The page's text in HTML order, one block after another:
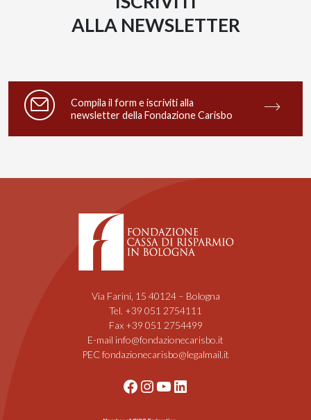
ALLA NEWSLETTER
Compila il form e iscriviti alla
newsletter della Fondazione Carisbo
Via Farini, 15 40124 – Bologna
Tel. +39 051 2754111
Fax +39 051 2754499
E-mail info@fondazionecarisbo.it
PEC fondazionecarisbo@legalmail.it
Facebook
Instagram
YouTube
LinkedIn